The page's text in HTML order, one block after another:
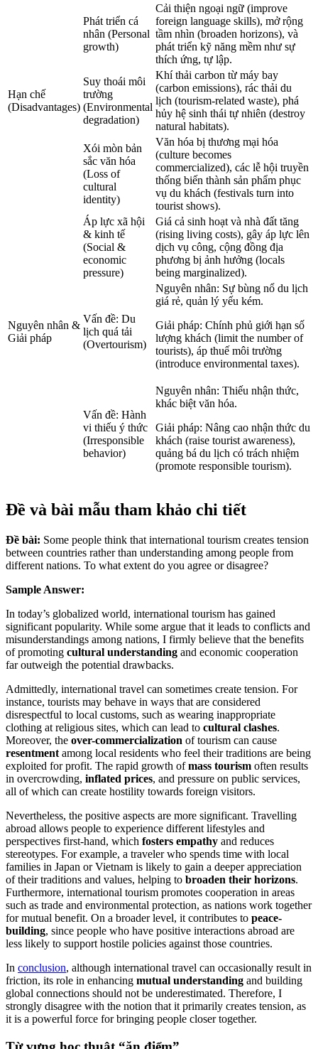
Phát triển cá
nhân (Personal
growth)
Cải thiện ngoại ngữ (improve
foreign language skills), mở rộng
tầm nhìn (broaden horizons), và
phát triển kỹ năng mềm như sự
thích ứng, tự lập.
Hạn chế
(Disadvantages)
Suy thoái môi
trường
(Environmental
degradation)
Khí thải carbon từ máy bay
(carbon emissions), rác thải du
lịch (tourism-related waste), phá
hủy hệ sinh thái tự nhiên (destroy
natural habitats).
Xói mòn bản
sắc văn hóa
(Loss of
cultural
identity)
Văn hóa bị thương mại hóa
(culture becomes
commercialized), các lễ hội truyền
thống biến thành sản phẩm phục
vụ du khách (festivals turn into
tourist shows).
Áp lực xã hội
& kinh tế
(Social &
economic
pressure)
Giá cả sinh hoạt và nhà đất tăng
(rising living costs), gây áp lực lên
dịch vụ công, cộng đồng địa
phương bị ảnh hưởng (locals
being marginalized).
Nguyên nhân &
Giải pháp
Vấn đề: Du
lịch quá tải
(Overtourism)
Nguyên nhân: Sự bùng nổ du lịch
giá rẻ, quản lý yếu kém.
Giải pháp: Chính phủ giới hạn số
lượng khách (limit the number of
tourists), áp thuế môi trường
(introduce environmental taxes).
Vấn đề: Hành
vi thiếu ý thức
(Irresponsible
behavior)
Nguyên nhân: Thiếu nhận thức,
khác biệt văn hóa.
Giải pháp: Nâng cao nhận thức du
khách (raise tourist awareness),
quảng bá du lịch có trách nhiệm
(promote responsible tourism).
Đề và bài mẫu tham khảo chi tiết
Đề bài: Some people think that international tourism creates tension
between countries rather than understanding among people from
different nations. To what extent do you agree or disagree?
Sample Answer:
In today’s globalized world, international tourism has gained
significant popularity. While some argue that it leads to conflicts and
misunderstandings among nations, I firmly believe that the benefits
of promoting cultural understanding and economic cooperation
far outweigh the potential drawbacks.
Admittedly, international travel can sometimes create tension. For
instance, tourists may behave in ways that are considered
disrespectful to local customs, such as wearing inappropriate
clothing at religious sites, which can lead to cultural clashes.
Moreover, the over-commercialization of tourism can cause
resentment among local residents who feel their traditions are being
exploited for profit. The rapid growth ofmass tourism often results
in overcrowding, inflated prices, and pressure on public services,
all of which can create hostility towards foreign visitors.
Nevertheless, the positive aspects are more significant. Travelling
abroad allows people to experience different lifestyles and
perspectives first-hand, which fosters empathy and reduces
stereotypes. For example, a traveler who spends time with local
families in Japan or Vietnam is likely to gain a deeper appreciation
of their traditions and values, helping to broaden their horizons.
Furthermore, international tourism promotes cooperation in areas
such as trade and environmental protection, as nations work together
for mutual benefit. On a broader level, it contributes to peace-
building, since people who have positive interactions abroad are
less likely to support hostile policies against those countries.
In conclusion, although international travel can occasionally result in
friction, its role in enhancing mutual understanding and building
global connections should not be underestimated. Therefore, I
strongly disagree with the notion that it primarily creates tension, as
it is a powerful force for bringing people closer together.